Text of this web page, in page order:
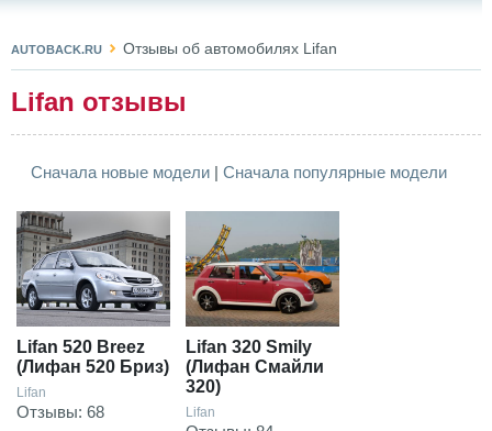
AUTOBACK.RU Отзывы об автомобилях Lifan
Lifan отзывы
Сначала новые модели| Сначала популярные модели
Lifan 520 Breez
(Лифан 520 Бриз)
Lifan
Отзывы: 68
Lifan 320 Smily
(Лифан Смайли
320)
Lifan